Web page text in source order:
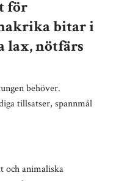
för
bitar i
lax, nötfärs
behöver.
tillsatser, spannmål
och animaliska